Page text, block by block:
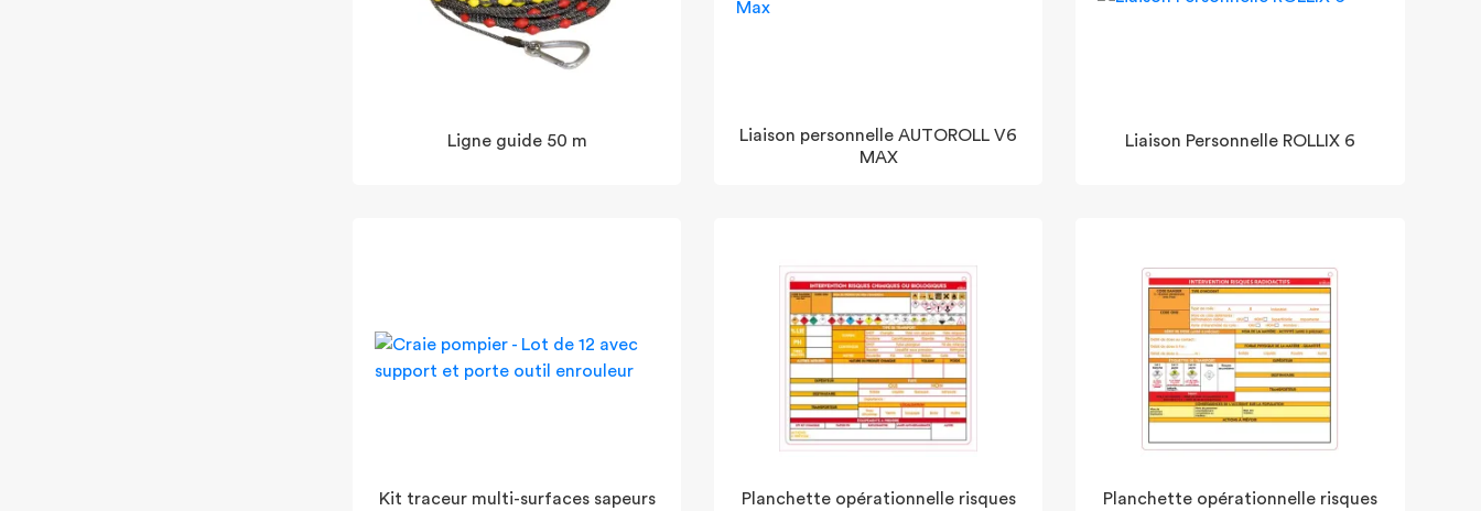
Ligne guide 50 m
Liaison personnelle AUTOROLL V6
MAX
Liaison Personnelle ROLLIX 6
Kit traceur multi-surfaces sapeurs
Planchette opérationnelle risques
Planchette opérationnelle risques